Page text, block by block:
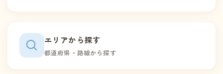
エリアから探す
都道府県・路線から探す